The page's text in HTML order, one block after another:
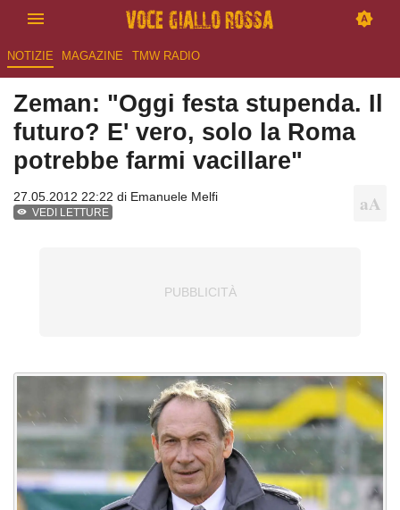
NOTIZIE MAGAZINE TMW RADIO
Zeman: "Oggi festa stupenda. Il
futuro? E' vero, solo la Roma
potrebbe farmi vacillare"
27.05.2012 22:22 di Emanuele Melfi
VEDI LETTURE